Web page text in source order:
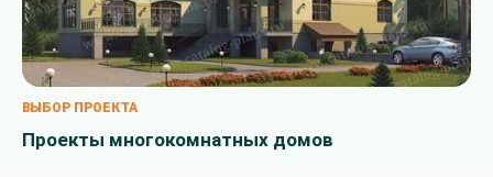
ВЫБОР ПРОЕКТА
Проекты многокомнатных домов